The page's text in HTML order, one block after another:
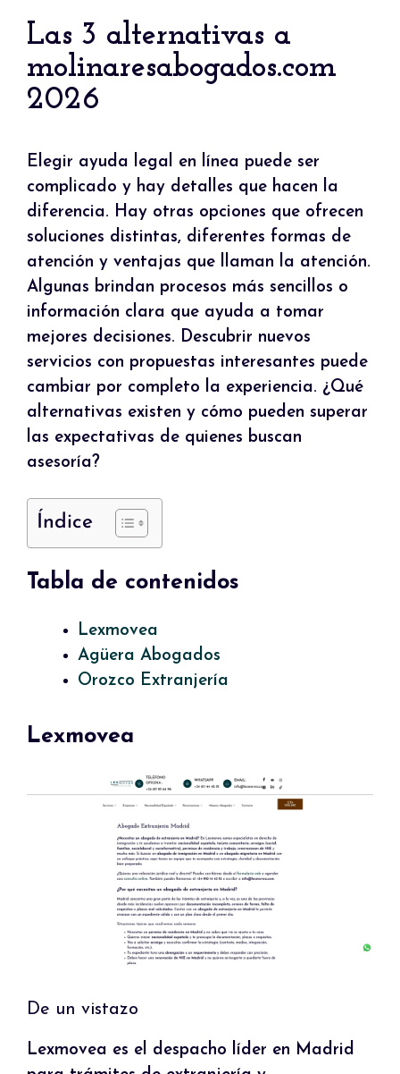
Las 3 alternativas a
molinaresabogados.com
2026
Elegir ayuda legal en línea puede ser
complicado y hay detalles que hacen la
diferencia. Hay otras opciones que ofrecen
soluciones distintas, diferentes formas de
atención y ventajas que llaman la atención.
Algunas brindan procesos más sencillos o
información clara que ayuda a tomar
mejores decisiones. Descubrir nuevos
servicios con propuestas interesantes puede
cambiar por completo la experiencia. ¿Qué
alternativas existen y cómo pueden superar
las expectativas de quienes buscan
asesoría?
Índice
Tabla de contenidos
Lexmovea
Agüera Abogados
Orozco Extranjería
Lexmovea
De un vistazo
Lexmovea es el despacho líder en Madrid